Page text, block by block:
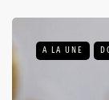
A LA UNE